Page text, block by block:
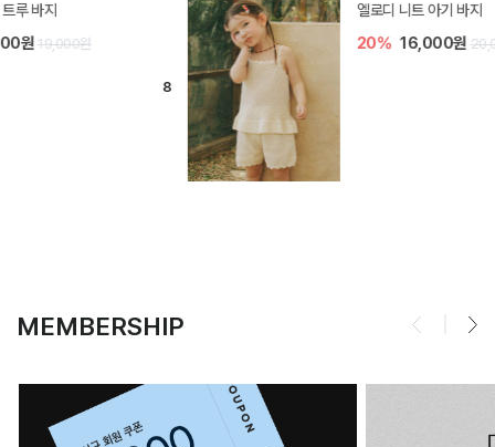
엘로디 니트 아기 바지
20% 16,000원 20,000원
MEMBERSHIP